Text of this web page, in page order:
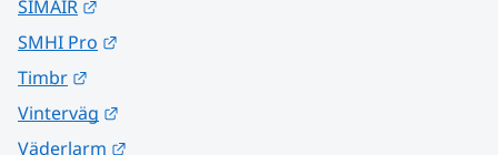
SIMAIR
SMHI Pro
Timbr
Vinterväg
Väderlarm